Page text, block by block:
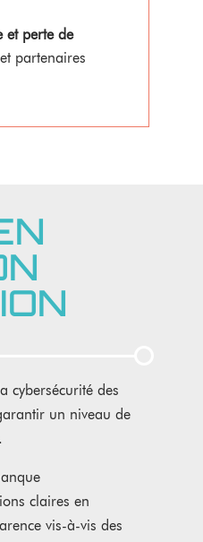
et perte de
partenaires
cybersécurité des
un niveau de
claires en
vis-à-vis des